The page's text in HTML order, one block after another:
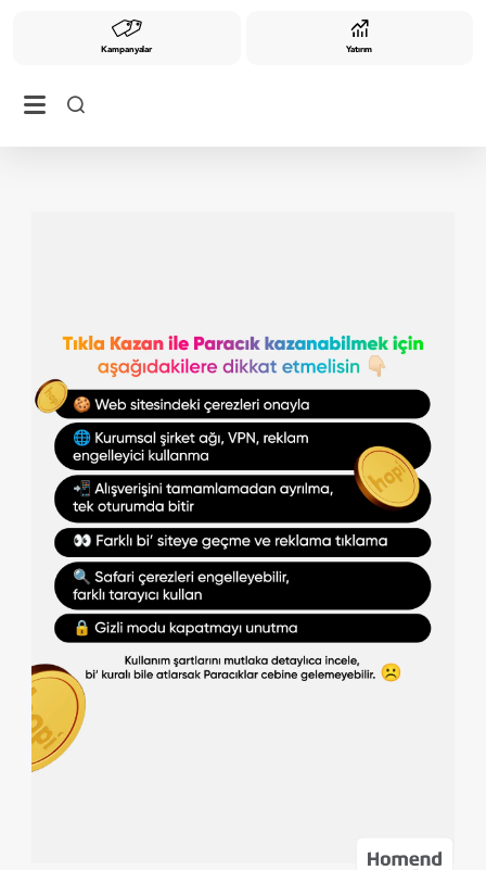
Kampanyalar Yatırım